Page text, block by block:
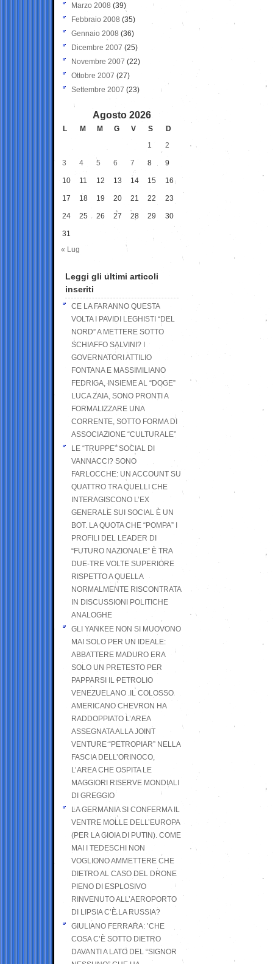
Marzo 2008 (39)
Febbraio 2008 (35)
Gennaio 2008 (36)
Dicembre 2007 (25)
Novembre 2007 (22)
Ottobre 2007 (27)
Settembre 2007 (23)
Agosto 2026
L M M G V S
D
1
2
3 4 5 6 7 8 9
10 11 12 13 14 15 16
17 18 19 20 21 22 23
24 25 26 27 28 29 30
31
« Lug
Leggi gli ultimi articoli
inseriti
CE LA FARANNO QUESTA
VOLTA I PAVIDI LEGHISTI “DEL
NORD” A METTERE SOTTO
SCHIAFFO SALVINI? I
GOVERNATORI ATTILIO
FONTANA E MASSIMILIANO
FEDRIGA, INSIEME AL “DOGE”
LUCA ZAIA, SONO PRONTI A
FORMALIZZARE UNA
CORRENTE, SOTTO FORMA DI
ASSOCIAZIONE “CULTURALE”
LE “TRUPPE” SOCIAL DI
VANNACCI? SONO
FARLOCCHE: UN ACCOUNT SU
QUATTRO TRA QUELLI CHE
INTERAGISCONO L’EX
GENERALE SUI SOCIAL È UN
BOT. LA QUOTA CHE “POMPA” I
PROFILI DEL LEADER DI
“FUTURO NAZIONALE” È TRA
DUE-TRE VOLTE SUPERIORE
RISPETTO A QUELLA
NORMALMENTE RISCONTRATA
IN DISCUSSIONI POLITICHE
ANALOGHE
GLI YANKEE NON SI MUOVONO
MAI SOLO PER UN IDEALE:
ABBATTERE MADURO ERA
SOLO UN PRETESTO PER
PAPPARSI IL PETROLIO
VENEZUELANO .IL COLOSSO
AMERICANO CHEVRON HA
RADDOPPIATO L’AREA
ASSEGNATA ALLA JOINT
VENTURE “PETROPIAR” NELLA
FASCIA DELL’ORINOCO,
L’AREA CHE OSPITA LE
MAGGIORI RISERVE MONDIALI
DI GREGGIO
LA GERMANIA SI CONFERMA IL
VENTRE MOLLE DELL’EUROPA
(PER LA GIOIA DI PUTIN). COME
MAI I TEDESCHI NON
VOGLIONO AMMETTERE CHE
DIETRO AL CASO DEL DRONE
PIENO DI ESPLOSIVO
RINVENUTO ALL’AEROPORTO
DI LIPSIA C’È LA RUSSIA?
GIULIANO FERRARA: ’CHE
COSA C’È SOTTO DIETRO
DAVANTI A LATO DEL “SIGNOR